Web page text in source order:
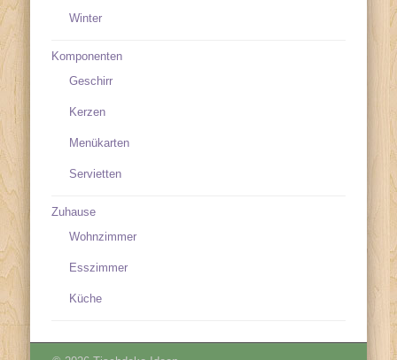
Winter
Komponenten
Geschirr
Kerzen
Menükarten
Servietten
Zuhause
Wohnzimmer
Esszimmer
Küche